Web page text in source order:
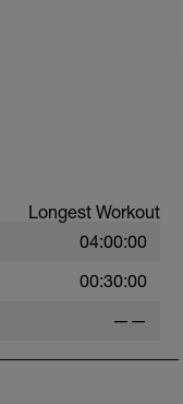
Longest Workout
04:00:00
00:30:00
——